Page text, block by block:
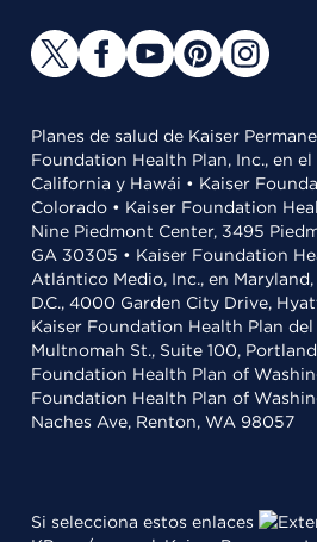
Planes de salud de Kaiser
Foundation Health Plan, Inc., en
California y Hawái • Kaiser
Colorado • Kaiser Foundation
Nine Piedmont Center, 3495
GA 30305 • Kaiser Foundation
Atlántico Medio, Inc., en
D.C., 4000 Garden City Drive,
Kaiser Foundation Health Plan
Multnomah St., Suite 100,
Foundation Health Plan of
Foundation Health Plan of
Naches Ave, Renton, WA 98057
Si selecciona estos enlaces